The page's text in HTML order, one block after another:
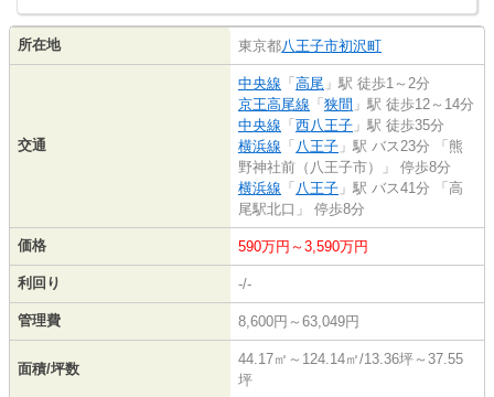
所在地 東京都八王子市初沢町
交通
中央線 「 高尾 」駅 徒歩1～2分
京王高尾線 「 狭間 」駅 徒歩12～14分
中央線 「 西八王子 」駅 徒歩35分
横浜線 「 八王子 」駅 バス23分 「熊
野神社前（八王子市）」 停歩8分
横浜線 「 八王子 」駅 バス41分 「高
尾駅北口」 停歩8分
価格 590万円～3,590万円
利回り -/-
管理費 8,600円～63,049円
面積/坪数
44.17㎡～124.14㎡/13.36坪～37.55
坪